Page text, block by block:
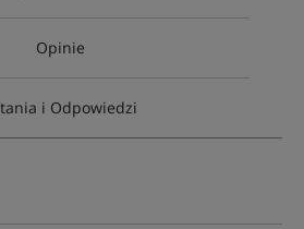
Opinie
i Odpowiedzi